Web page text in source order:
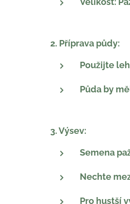
2. Příprava půdy:
Použijte
Půda by
3. Výsev:
Semena
Nechte
Pro hustší